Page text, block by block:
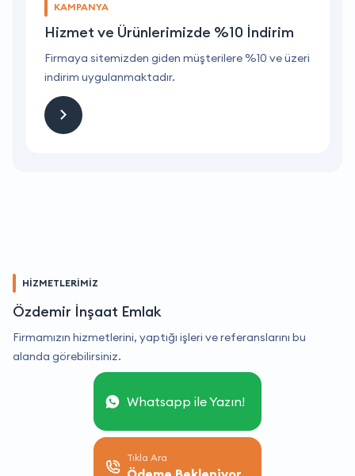
KAMPANYA
Hizmet ve Ürünlerimizde %10 İndirim
Firmaya sitemizden giden müşterilere %10 ve üzeri
indirim uygulanmaktadır.
HİZMETLERİMİZ
Özdemir İnşaat Emlak
Firmamızın hizmetlerini, yaptığı işleri ve referanslarını bu
alanda görebilirsiniz.
Whatsapp ile Yazın!
Tıkla Ara